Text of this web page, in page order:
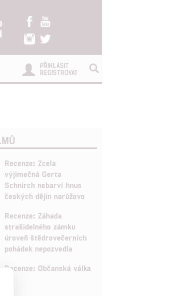
PŘIHLÁSIT
REGISTROVAT
Recenze: Zcela
výjimečná Gerta
Schnirch nebarví hnus
českých dějin narůžovo
Recenze: Záhada
strašidelného zámku
úroveň štědrovečerních
pohádek nepozvedla
Recenze: Občanská válka